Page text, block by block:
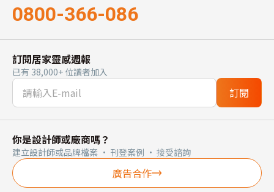
0800-366-086
訂閱居家靈感週報
已有 38,000+ 位讀者加入
訂閱
你是設計師或廠商嗎？
建立設計師或品牌檔案 · 刊登案例 · 接受諮詢
廣告合作